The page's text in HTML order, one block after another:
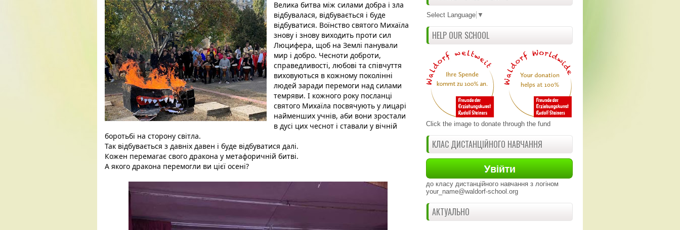
Велика битва між силами добра і зла
відбувалася, відбувається і буде
відбуватися. Воїнство святого Михаїла
знову і знову виходить проти сил
Люцифера, щоб на Землі панували
мир і добро. Чесноти доброти,
справедливості, любові та співчуття
виховуються в кожному поколінні
людей заради перемоги над силами
темряви. І кожного року посланці
святого Михаїла посвячують у лицарі
найменших учнів, аби вони зростали
в дусі цих чеснот і ставали у вічній
боротьбі на сторону світла.
Так відбувається з давніх давен і буде відбуватися далі.
Кожен перемагає свого дракона у метафоричній битві.
А якого дракона перемогли ви цієї осені?
Select Language ▼
HELP OUR SCHOOL
Click the image to donate through the fund
КЛАС ДИСТАНЦІЙНОГО НАВЧАННЯ
до класу дистанційного навчання з логіном
your_name@waldorf-school.org
АКТУАЛЬНО